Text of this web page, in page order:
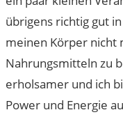
übrigens richtig gut
meinen Körper nicht
Nahrungsmitteln zu
erholsamer und ich
Power und Energie